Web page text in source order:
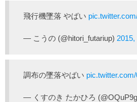
飛行機墜落 やばい
— こうの (@hitori_futariup)
調布の墜落やばい
— くすのき たかひろ